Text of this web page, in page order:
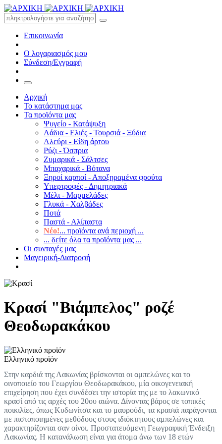
Επικοινωνία
Ο λογαριασμός μου
Σύνδεση/Εγγραφή
Αρχική
Το κατάστημα μας
Τα προϊόντα μας
Ψυγείο - Κατάψυξη
Λάδια - Ελιές - Τουρσιά - Ξύδια
Αλεύρι - Είδη άρτου
Ρύζι - Όσπρια
Ζυμαρικά - Σάλτσες
Μπαχαρικά - Βότανα
Ξηροί καρποί - Αποξηραμένα φρούτα
Υπερτροφές - Δημητριακά
Μέλι - Μαρμελάδες
Γλυκά - Χαλβάδες
Ποτά
Παστά - Αλίπαστα
Νέο!... προϊόντα ανά περιοχή ...
... δείτε όλα τα προϊόντα μας ...
Οι συνταγές μας
Μαγειρική-Διατροφή
Κρασί "Βιάμπελος" ροζέ
Θεοδωρακάκου
Ελληνικό προϊόν
Στην καρδιά της Λακωνίας βρίσκονται οι αμπελώνες και το
οινοποιείο του Γεωργίου Θεοδωρακάκου, μία οικογενειακή
επιχείρηση που έχει συνδέσει την ιστορία της με το λακωνικό
κρασί από τις αρχές του 20ου αιώνα. Δίνοντας βάρος σε τοπικές
ποικιλίες, όπως Κυδωνίτσα και το μαυρούδι, τα κρασιά παράγονται
με πιστοποιημένες μεθόδους στους ιδιόκτητους αμπελώνες και
χαρακτηρίζονται σαν οίνοι. Προστατευόμενη Γεωγραφική Ένδειξη
Λακωνίας. Η κατανάλωση είναι για άτομα άνω των 18 ετών